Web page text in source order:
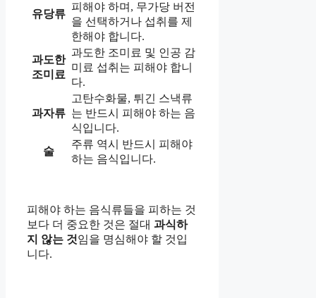
유당류
피해야 하며, 무가당 버전
을 선택하거나 섭취를 제
한해야 합니다.
과도한
조미료
과도한 조미료 및 인공 감
미료 섭취는 피해야 합니
다.
과자류
고탄수화물, 튀긴 스낵류
는 반드시 피해야 하는 음
식입니다.
술
주류 역시 반드시 피해야
하는 음식입니다.
피해야 하는 음식류들을 피하는 것
보다 더 중요한 것은 절대 과식하
지 않는 것임을 명심해야 할 것입
니다.